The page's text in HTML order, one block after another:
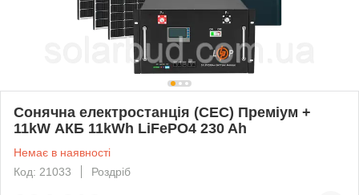
Сонячна електростанція (СЕС) Преміум +
11kW АКБ 11kWh LiFePO4 230 Ah
Немає в наявності
Код: 21033
Роздріб